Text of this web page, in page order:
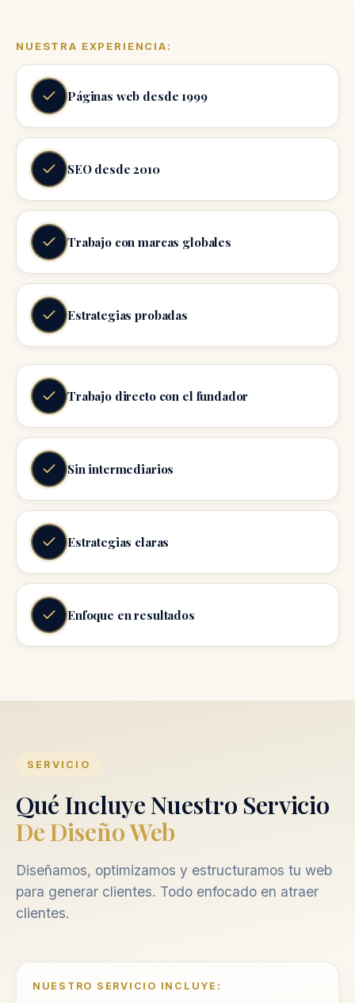
NUESTRA EXPERIENCIA:
Páginas web desde 1999
SEO desde 2010
Trabajo con marcas globales
Estrategias probadas
Trabajo directo con el fundador
Sin intermediarios
Estrategias claras
Enfoque en resultados
SERVICIO
Qué Incluye Nuestro Servicio
De Diseño Web
Diseñamos, optimizamos y estructuramos tu web
para generar clientes. Todo enfocado en atraer
clientes.
NUESTRO SERVICIO INCLUYE: